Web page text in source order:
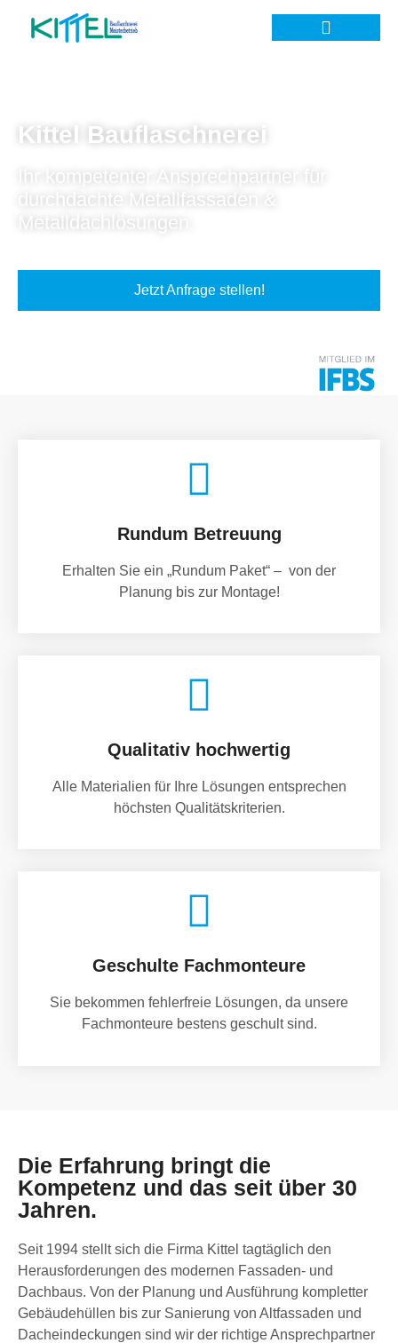
Kittel Bauflaschnerei
Ihr kompetenter Ansprechpartner für
durchdachte Metallfassaden &
Metalldachlösungen.
Jetzt Anfrage stellen!
Rundum Betreuung
Erhalten Sie ein „Rundum Paket“ – von der
Planung bis zur Montage!
Qualitativ hochwertig
Alle Materialien für Ihre Lösungen entsprechen
höchsten Qualitätskriterien.
Geschulte Fachmonteure
Sie bekommen fehlerfreie Lösungen, da unsere
Fachmonteure bestens geschult sind.
Die Erfahrung bringt die
Kompetenz und das seit über 30
Jahren.
Seit 1994 stellt sich die Firma Kittel tagtäglich den
Herausforderungen des modernen Fassaden- und
Dachbaus. Von der Planung und Ausführung kompletter
Gebäudehüllen bis zur Sanierung von Altfassaden und
Dacheindeckungen sind wir der richtige Ansprechpartner